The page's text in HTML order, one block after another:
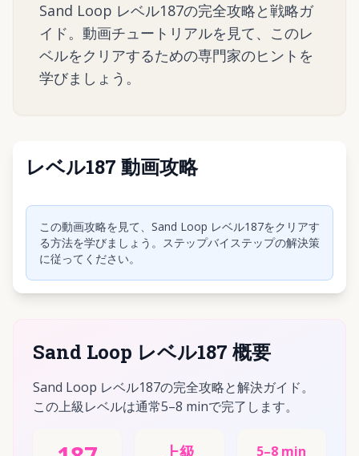
Sand Loop レベル187の完全攻略と戦略ガ
イド。動画チュートリアルを見て、このレ
ベルをクリアするための専門家のヒントを
学びましょう。
レベル187 動画攻略
クリックして動画を再生
この動画攻略を見て、Sand Loop レベル187をクリアす
る方法を学びましょう。ステップバイステップの解決策
に従ってください。
Sand Loop レベル187 概要
Sand Loop レベル187の完全攻略と解決ガイド。
この上級レベルは通常5–8 minで完了します。
5–8 min